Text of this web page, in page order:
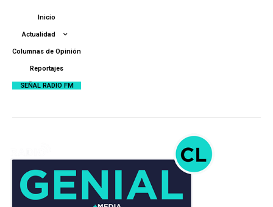
Inicio
Actualidad
Columnas de Opinión
Reportajes
SEÑAL RADIO FM